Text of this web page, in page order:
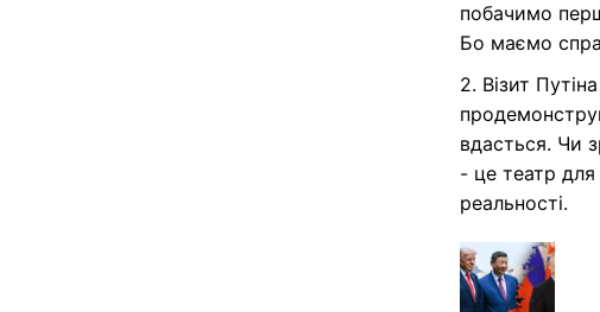
побачимо
Бо маємо
2. Візит
вдасться. Чи
- це театр для
реальності.